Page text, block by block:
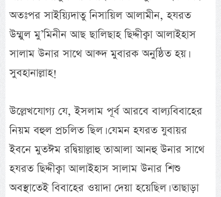
অতঃপর সাইয়্যিদাতু নিসায়িল আলামীন, হযরত
উম্মুল মু’মিনীন আছ ছালিছাহ ছিদ্দীক্বা আলাইহাস
সালাম উনার সাথে আক্দ মুবারক অনুষ্ঠিত হয়।
সুবহানাল্লাহ!
উল্লেখযোগ্য যে, ইসলাম পূর্ব আরবে বাল্যবিবাহের
নিয়ম বহুল প্রচলিত ছিল। যেমন হযরত যুবায়র
ইবনে মুতঈম রদ্বিয়াল্লাহু তাআলা আনহু উনার সাথে
হযরত ছিদ্দীক্বা আলাইহাস সালাম উনার শিশু
অবস্থাতেই বিবাহের ওয়াদা দেয়া হয়েছিল। তাছাড়া